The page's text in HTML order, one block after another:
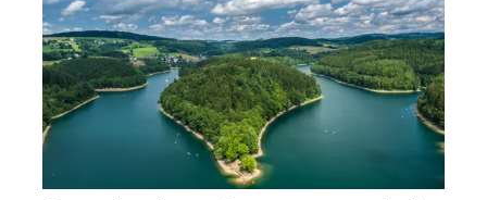
hoogtepunt voor natuurliefhebbers.